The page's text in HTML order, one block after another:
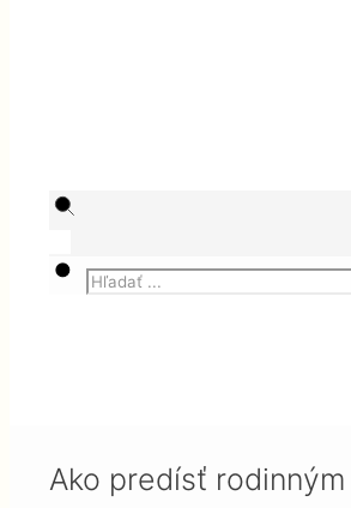
Ako predísť rodinným